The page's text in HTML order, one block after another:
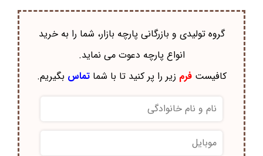
گروه تولیدی و بازرگانی پارچه بازار، شما را به خرید
انواع پارچه دعوت می نماید.
کافیستفرم زیر را پر کنید تا با شماتماس بگیریم.